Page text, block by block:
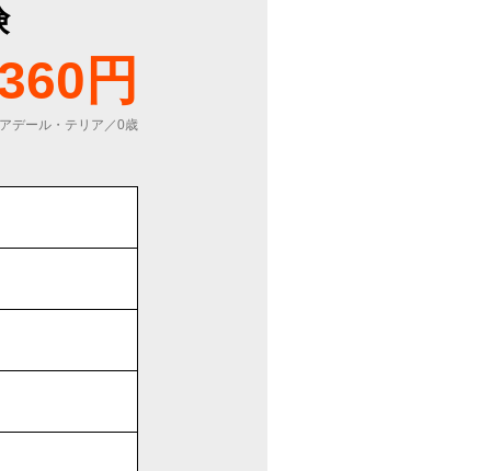
円
デール・テリア／0歳